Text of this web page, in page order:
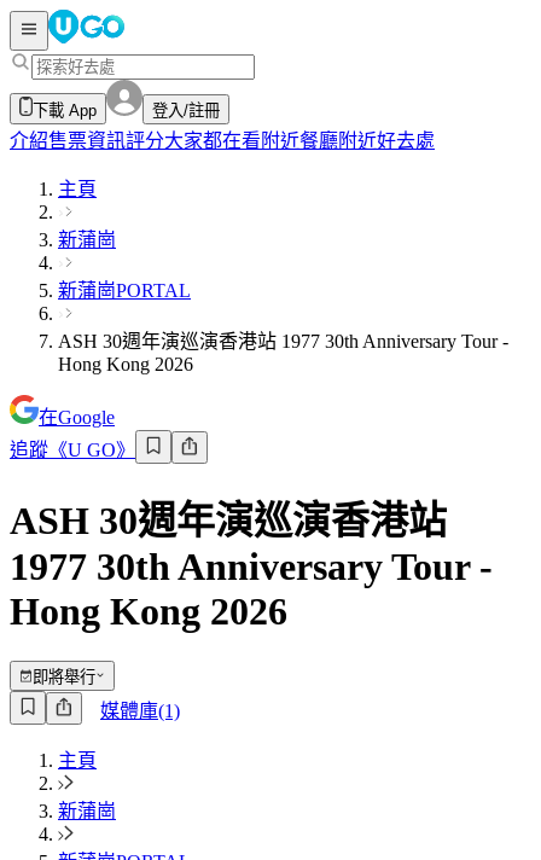
下載 App 登入/註冊
介紹售票資訊評分大家都在看 附近餐廳附近好去處
主頁
新蒲崗
新蒲崗PORTAL
ASH 30週年演巡演香港站 1977 30th Anniversary Tour -
Hong Kong 2026
在Google
追蹤《U GO》
ASH 30週年演巡演香港站
1977 30th Anniversary Tour -
Hong Kong 2026
即將舉行
媒體庫(1)
主頁
新蒲崗